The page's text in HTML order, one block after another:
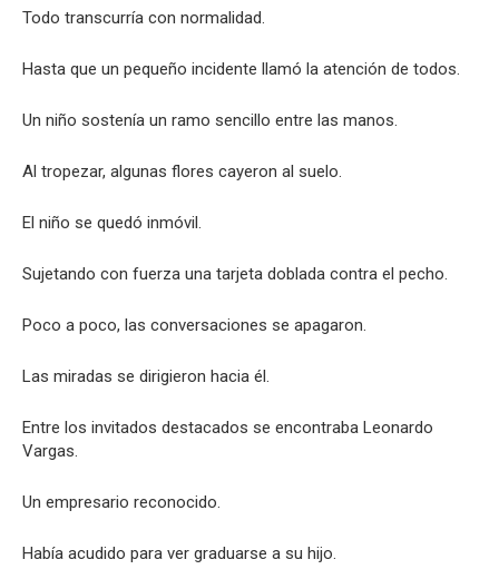
Todo transcurría con normalidad.
Hasta que un pequeño incidente llamó la atención de todos.
Un niño sostenía un ramo sencillo entre las manos.
Al tropezar, algunas flores cayeron al suelo.
El niño se quedó inmóvil.
Sujetando con fuerza una tarjeta doblada contra el pecho.
Poco a poco, las conversaciones se apagaron.
Las miradas se dirigieron hacia él.
Entre los invitados destacados se encontraba Leonardo
Vargas.
Un empresario reconocido.
Había acudido para ver graduarse a su hijo.